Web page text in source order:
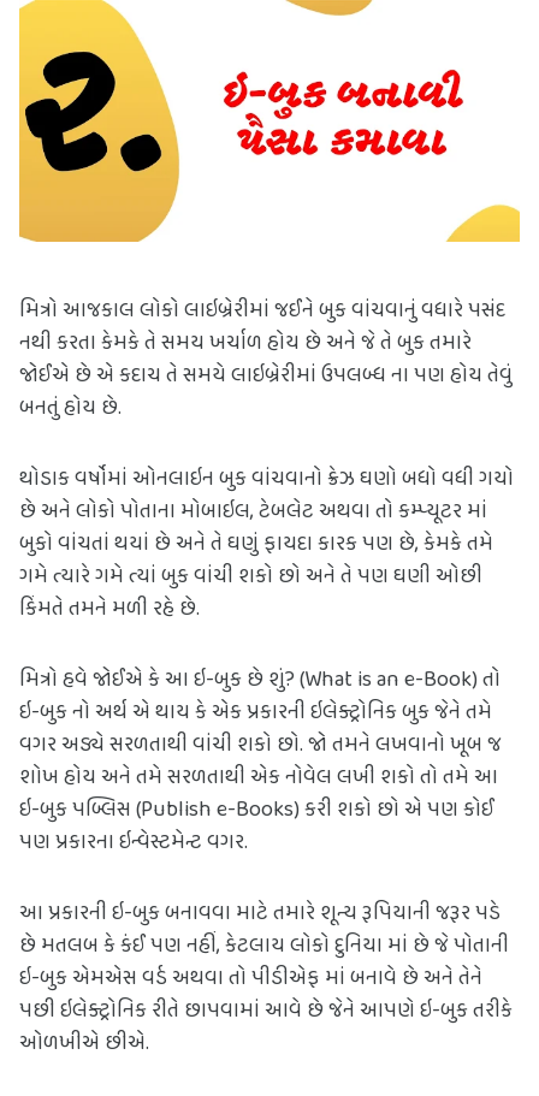
મિત્રો આજકાલ લોકો લાઇબ્રેરીમાં જઈને બુક વાંચવાનું વધારે પસંદ
નથી કરતા કેમકે તે સમય ખર્ચાળ હોય છે અને જે તે બુક તમારે
જોઈએ છે એ કદાચ તે સમયે લાઇબ્રેરીમાં ઉપલબ્ધ ના પણ હોય તેવું
બનતું હોય છે.
થોડાક વર્ષોમાં ઓનલાઇન બુક વાંચવાનો ક્રેઝ ઘણો બધો વધી ગયો
છે અને લોકો પોતાના મોબાઇલ, ટેબલેટ અથવા તો કમ્પ્યૂટર માં
બુકો વાંચતાં થયાં છે અને તે ઘણું ફાયદા કારક પણ છે, કેમકે તમે
ગમે ત્યારે ગમે ત્યાં બુક વાંચી શકો છો અને તે પણ ઘણી ઓછી
કિંમતે તમને મળી રહે છે.
મિત્રો હવે જોઈએ કે આ ઇ-બુક છે શું? (What is an e-Book) તો
ઇ-બુક નો અર્થ એ થાય કે એક પ્રકારની ઇલેક્ટ્રોનિક બુક જેને તમે
વગર અડ્યે સરળતાથી વાંચી શકો છો. જો તમને લખવાનો ખૂબ જ
શોખ હોય અને તમે સરળતાથી એક નોવેલ લખી શકો તો તમે આ
ઇ-બુક પબ્લિસ (Publish e-Books) કરી શકો છો એ પણ કોઈ
પણ પ્રકારના ઇન્વેસ્ટમેન્ટ વગર.
આ પ્રકારની ઇ-બુક બનાવવા માટે તમારે શૂન્ય રૂપિયાની જરૂર પડે
છે મતલબ કે કંઈ પણ નહીં, કેટલાય લોકો દુનિયા માં છે જે પોતાની
ઇ-બુક એમએસ વર્ડ અથવા તો પીડીએફ માં બનાવે છે અને તેને
પછી ઇલેક્ટ્રોનિક રીતે છાપવામાં આવે છે જેને આપણે ઇ-બુક તરીકે
ઓળખીએ છીએ.